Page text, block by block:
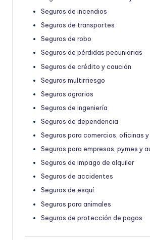
Seguros de incendios
Seguros de transportes
Seguros de robo
Seguros de pérdidas pecuniarias
Seguros de crédito y caución
Seguros multirriesgo
Seguros agrarios
Seguros de ingeniería
Seguros de dependencia
Seguros para comercios, oficinas
Seguros para empresas, pymes y
Seguros de impago de alquiler
Seguros de accidentes
Seguros de esquí
Seguros para animales
Seguros de protección de pagos